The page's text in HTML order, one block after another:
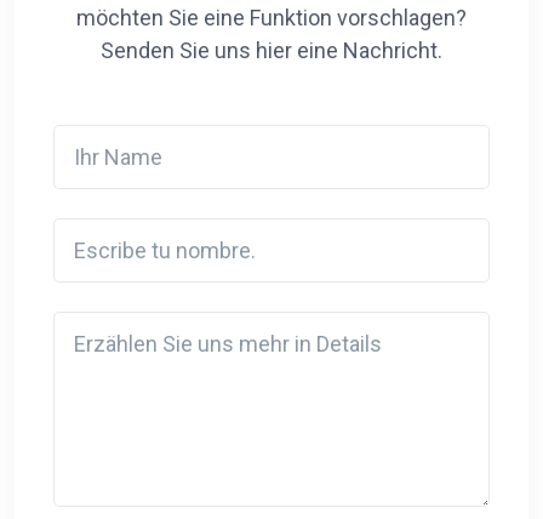
möchten Sie eine Funktion vorschlagen?
Senden Sie uns hier eine Nachricht.